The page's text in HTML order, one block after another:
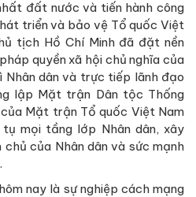
đất nước và tiến hành công
triển và bảo vệ Tổ quốc Việt
tịch Hồ Chí Minh đã đặt nền
quyền xã hội chủ nghĩa của
Nhân dân và trực tiếp lãnh đạo
lập Mặt trận Dân tộc Thống
Mặt trận Tổ quốc Việt Nam
mọi tầng lớp Nhân dân, xây
của Nhân dân và sức mạnh
nay là sự nghiệp cách mạng